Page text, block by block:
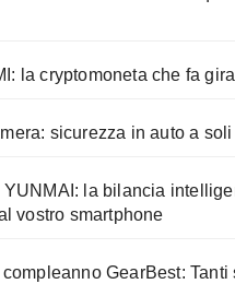
la cryptomoneta che fa
sicurezza in auto a
YUNMAI: la bilancia
vostro smartphone
GearBest: Tanti